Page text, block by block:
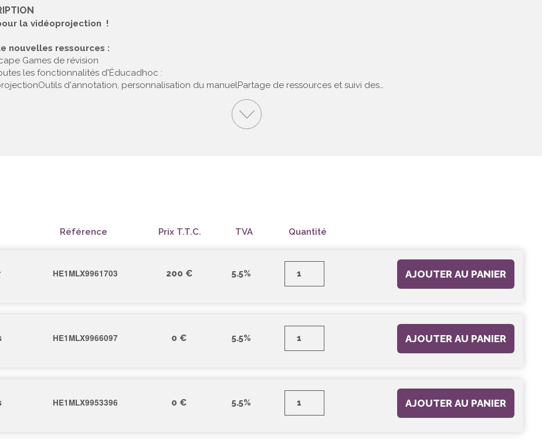
la vidéoprojection !
nouvelles ressources :
Games de révision
les fonctionnalités d'Éducadhoc :
Outils d'annotation, personnalisation du manuelPartage de ressources et suivi des…
Référence Prix T.T.C. TVA Quantité
HE1MLX9961703 200 € 5.5% AJOUTER AU PANIER
HE1MLX9966097 0 € 5.5% AJOUTER AU PANIER
HE1MLX9953396 0 € 5.5% AJOUTER AU PANIER